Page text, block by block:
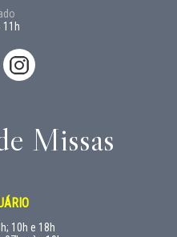
11h
Missas
10h e 18h